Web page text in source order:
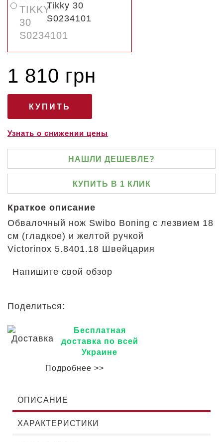
Tikky 30
S0234101
1 810 грн
Узнать о снижении цены
НАШЛИ ДЕШЕВЛЕ?
КУПИТЬ В 1 КЛИК
Краткое описание
Обвалочный нож Swibo Boning с лезвием 18
см (гладкое) и желтой ручкой
Victorinox 5.8401.18 Швейцария
Напишите свой обзор
Поделиться:
Бесплатная
доставка по всей
Украине
Подробнее >>
ОПИСАНИЕ
ХАРАКТЕРИСТИКИ